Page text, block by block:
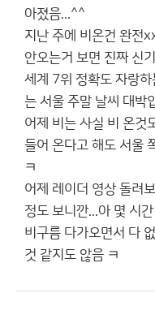
아졌음...^^
지난 주에 비온건 완전
안오는거 보면 진짜 신
세계 7위 정확도 자랑
는 서울 주말 날씨 대박
어제 비는 사실 비 온것
들어 온다고 해도 서울
ㅋ
어제 레이더 영상 돌려
정도 보니깐...아 몇 시
비구름 다가오면서 다
것 같지도 않음 ㅋ